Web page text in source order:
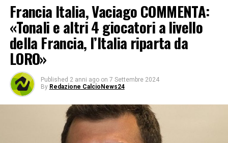
Francia Italia, Vaciago COMMENTA:
«Tonali e altri 4 giocatori a livello
della Francia, l’Italia riparta da
LORO»
Published 2 anni ago on 7 Settembre 2024
By Redazione CalcioNews24